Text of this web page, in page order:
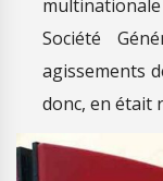
Société
agissements
donc, en était